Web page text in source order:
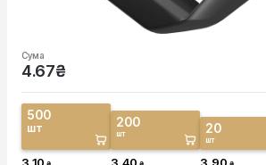
Сума
4.67₴
500
шт 200
шт 20
шт